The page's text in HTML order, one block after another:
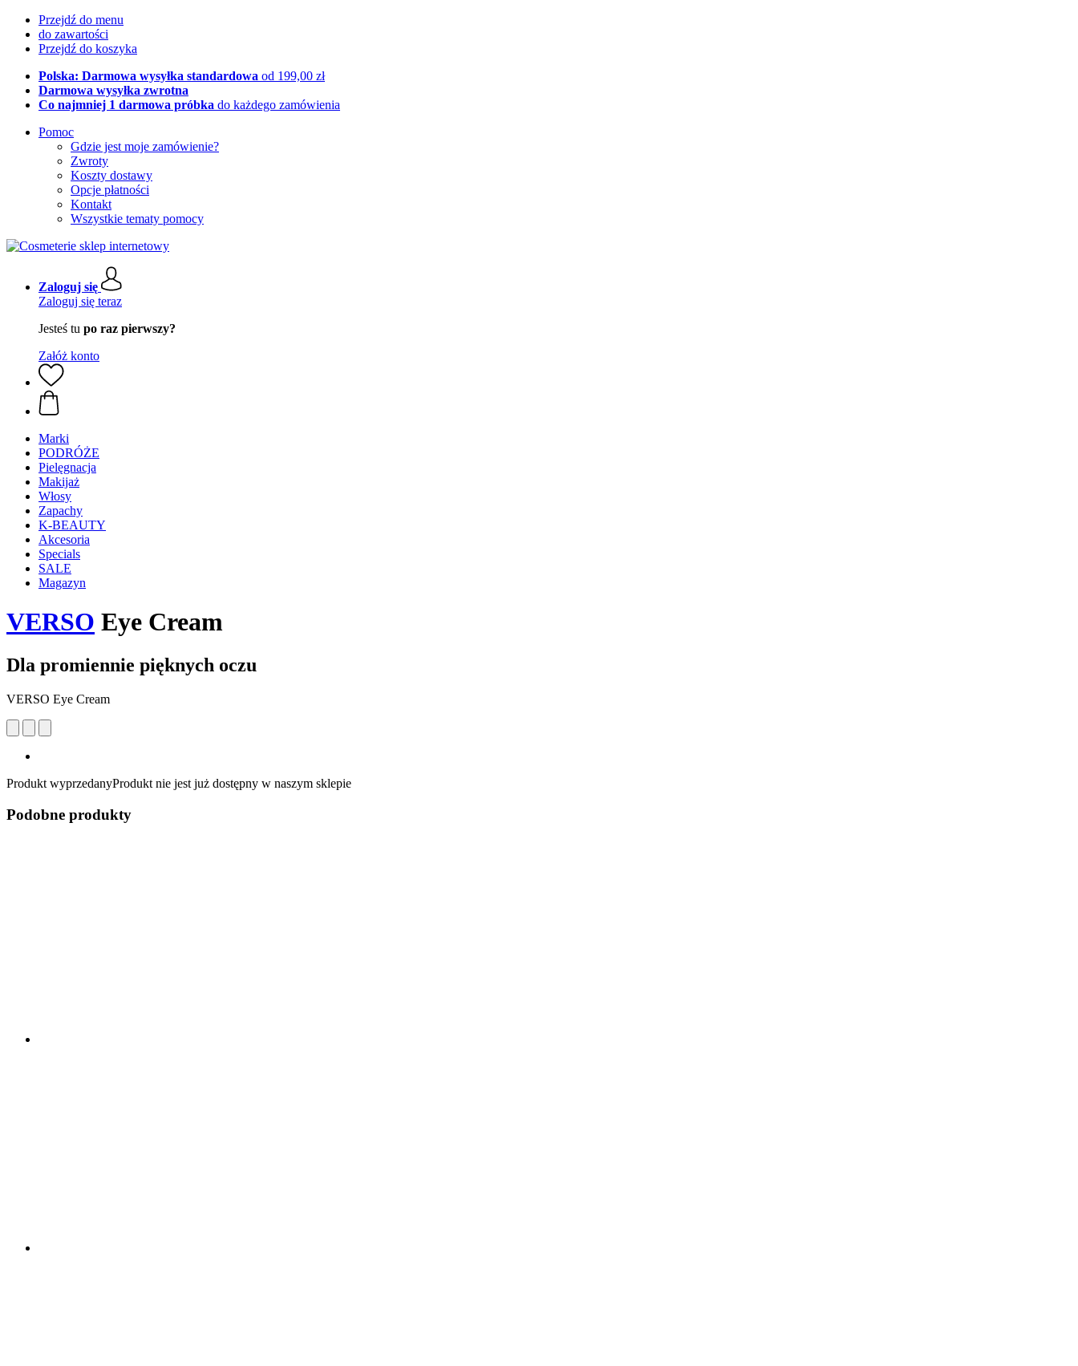
Przejdź do menu
do zawartości
Przejdź do koszyka
Polska: Darmowa wysyłka standardowa od 199,00 zł
Darmowa wysyłka zwrotna
Co najmniej 1 darmowa próbka do każdego zamówienia
Pomoc
Gdzie jest moje zamówienie?
Zwroty
Koszty dostawy
Opcje płatności
Kontakt
Wszystkie tematy pomocy
Zaloguj się
Zaloguj się teraz
Jesteś tu po raz pierwszy?
Załóż konto
Marki
PODRÓŻE
Pielęgnacja
Makijaż
Włosy
Zapachy
K-BEAUTY
Akcesoria
Specials
SALE
Magazyn
VERSO Eye Cream
Dla promiennie pięknych oczu
VERSO Eye Cream
Produkt wyprzedanyProdukt nie jest już dostępny w naszym sklepie
Podobne produkty